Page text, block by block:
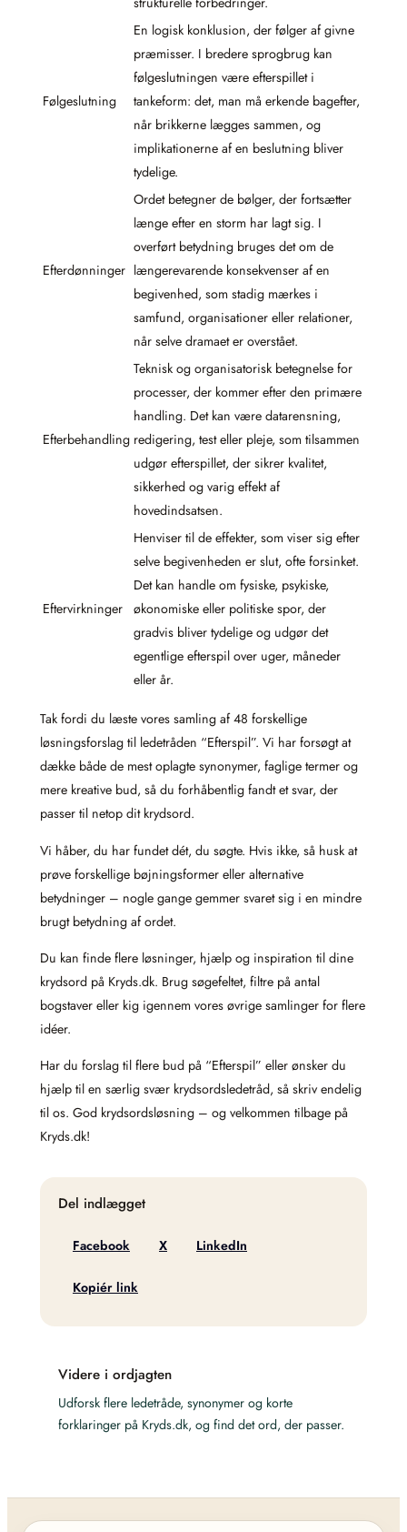
Følgeslutning
En logisk konklusion, der følger af givne
præmisser. I bredere sprogbrug kan
følgeslutningen være efterspillet i
tankeform: det, man må erkende bagefter,
når brikkerne lægges sammen, og
implikationerne af en beslutning bliver
tydelige.
Efterdønninger
Ordet betegner de bølger, der fortsætter
længe efter en storm har lagt sig. I
overført betydning bruges det om de
længerevarende konsekvenser af en
begivenhed, som stadig mærkes i
samfund, organisationer eller relationer,
når selve dramaet er overstået.
Efterbehandling
Teknisk og organisatorisk betegnelse for
processer, der kommer efter den primære
handling. Det kan være datarensning,
redigering, test eller pleje, som tilsammen
udgør efterspillet, der sikrer kvalitet,
sikkerhed og varig effekt af
hovedindsatsen.
Eftervirkninger
Henviser til de effekter, som viser sig efter
selve begivenheden er slut, ofte forsinket.
Det kan handle om fysiske, psykiske,
økonomiske eller politiske spor, der
gradvis bliver tydelige og udgør det
egentlige efterspil over uger, måneder
eller år.
Tak fordi du læste vores samling af 48 forskellige
løsningsforslag til ledetråden “Efterspil”. Vi har forsøgt at
dække både de mest oplagte synonymer, faglige termer og
mere kreative bud, så du forhåbentlig fandt et svar, der
passer til netop dit krydsord.
Vi håber, du har fundet dét, du søgte. Hvis ikke, så husk at
prøve forskellige bøjningsformer eller alternative
betydninger – nogle gange gemmer svaret sig i en mindre
brugt betydning af ordet.
Du kan finde flere løsninger, hjælp og inspiration til dine
krydsord på Kryds.dk. Brug søgefeltet, filtre på antal
bogstaver eller kig igennem vores øvrige samlinger for flere
idéer.
Har du forslag til flere bud på “Efterspil” eller ønsker du
hjælp til en særlig svær krydsordsledetråd, så skriv endelig
til os. God krydsordsløsning – og velkommen tilbage på
Kryds.dk!
Del indlægget
Facebook X LinkedIn
Kopiér link
Videre i ordjagten
Udforsk flere ledetråde, synonymer og korte
forklaringer på Kryds.dk, og find det ord, der passer.